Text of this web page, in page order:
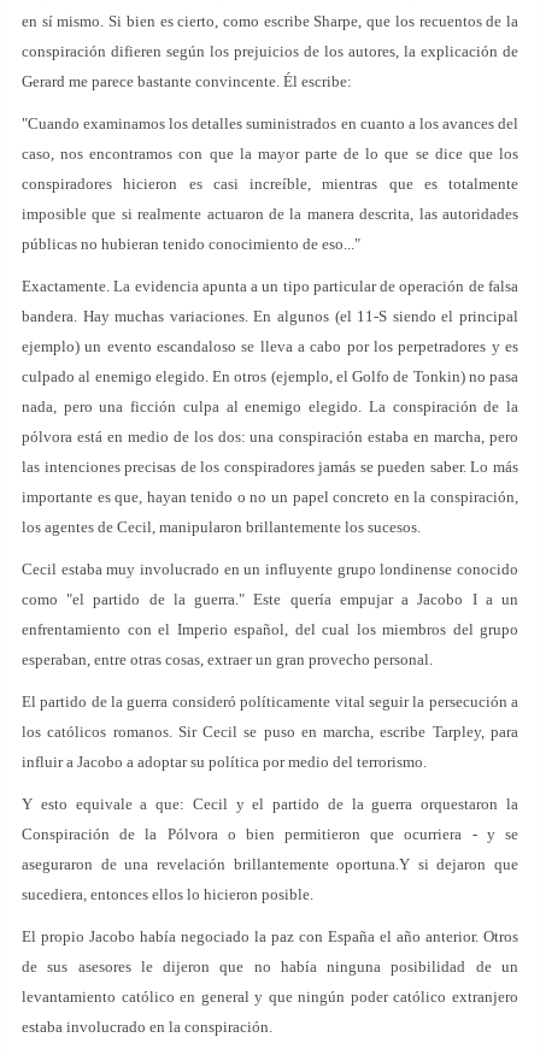
en sí mismo. Si bien es cierto, como escribe Sharpe, que los recuentos de la
conspiración difieren según los prejuicios de los autores, la explicación de
Gerard me parece bastante convincente. Él escribe:
"Cuando examinamos los detalles suministrados en cuanto a los avances del
caso, nos encontramos con que la mayor parte de lo que se dice que los
conspiradores hicieron es casi increíble, mientras que es totalmente
imposible que si realmente actuaron de la manera descrita, las autoridades
públicas no hubieran tenido conocimiento de eso..."
Exactamente. La evidencia apunta a un tipo particular de operación de falsa
bandera. Hay muchas variaciones. En algunos (el 11-S siendo el principal
ejemplo) un evento escandaloso se lleva a cabo por los perpetradores y es
culpado al enemigo elegido. En otros (ejemplo, el Golfo de Tonkin) no pasa
nada, pero una ficción culpa al enemigo elegido. La conspiración de la
pólvora está en medio de los dos: una conspiración estaba en marcha, pero
las intenciones precisas de los conspiradores jamás se pueden saber. Lo más
importante es que, hayan tenido o no un papel concreto en la conspiración,
los agentes de Cecil, manipularon brillantemente los sucesos.
Cecil estaba muy involucrado en un influyente grupo londinense conocido
como "el partido de la guerra." Este quería empujar a Jacobo I a un
enfrentamiento con el Imperio español, del cual los miembros del grupo
esperaban, entre otras cosas, extraer un gran provecho personal.
El partido de la guerra consideró políticamente vital seguir la persecución a
los católicos romanos. Sir Cecil se puso en marcha, escribe Tarpley, para
influir a Jacobo a adoptar su política por medio del terrorismo.
Y esto equivale a que: Cecil y el partido de la guerra orquestaron la
Conspiración de la Pólvora o bien permitieron que ocurriera - y se
aseguraron de una revelación brillantemente oportuna.Y si dejaron que
sucediera, entonces ellos lo hicieron posible.
El propio Jacobo había negociado la paz con España el año anterior. Otros
de sus asesores le dijeron que no había ninguna posibilidad de un
levantamiento católico en general y que ningún poder católico extranjero
estaba involucrado en la conspiración.